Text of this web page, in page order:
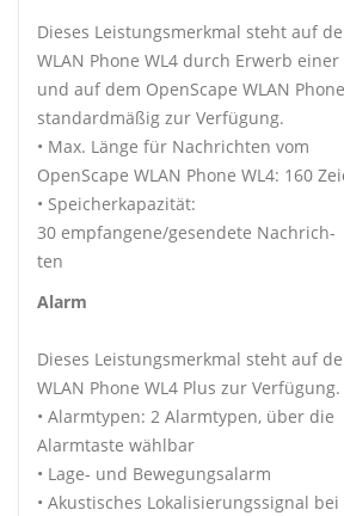
Dieses Leistungsmerkmal steht auf
WLAN Phone WL4 durch Erwerb
und auf dem OpenScape WLAN
standardmäßig zur Verfügung.
• Max. Länge für Nachrichten vom
OpenScape WLAN Phone WL4: 160
• Speicherkapazität:
30 empfangene/gesendete Nachrich-
ten
Alarm
Dieses Leistungsmerkmal steht auf
WLAN Phone WL4 Plus zur Verfügung.
• Alarmtypen: 2 Alarmtypen, über die
Alarmtaste wählbar
• Lage- und Bewegungsalarm
• Akustisches Lokalisierungssignal